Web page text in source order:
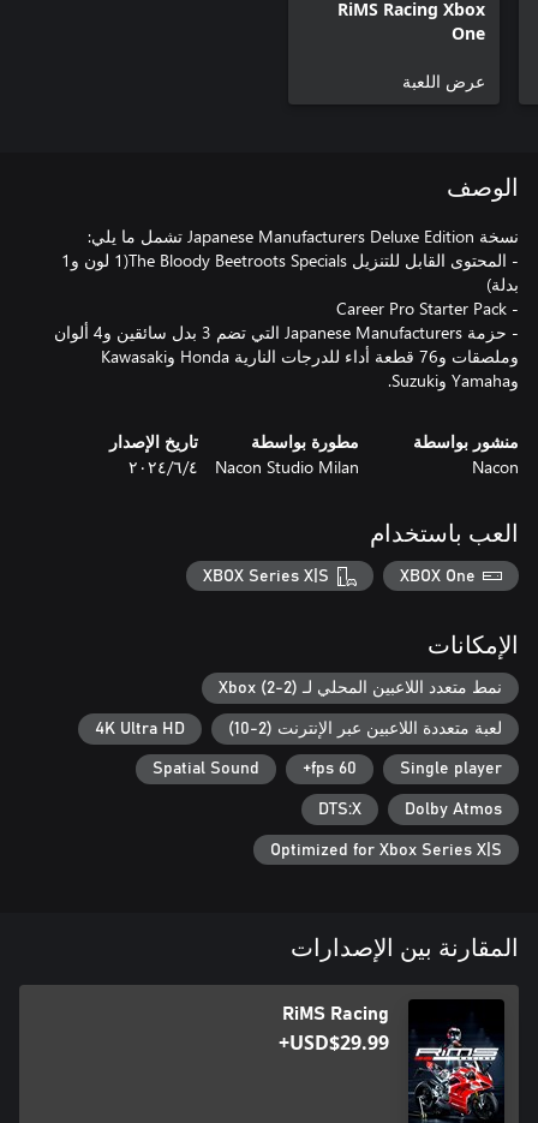
RiMS Racing Xbox
One
عرض اللعبة
الوصف
- المحتوى القابل للتنزيل The Bloody Beetroots Specials(1 لون و1
- حزمة Japanese Manufacturers التي تضم 3 بدل سائقين و4 ألوان
وملصقات و76 قطعة أداء للدرجات النارية Honda وKawasaki
وYamaha وSuzuki.
منشور بواسطة
Nacon
مطورة بواسطة
Nacon Studio Milan
تاريخ الإصدار
٤‏/٦‏/٢٠٢٤
العب باستخدام
XBOX One
XBOX Series X|S
الإمكانات
نمط متعدد اللاعبين المحلي لـ Xbox (2-2)
لعبة متعددة اللاعبين عبر الإنترنت (2-10) 4K Ultra HD
Single player
60 fps+
Spatial Sound
Dolby Atmos
DTS:X
Optimized for Xbox Series X|S
المقارنة بين الإصدارات
RiMS Racing
USD$29.99+